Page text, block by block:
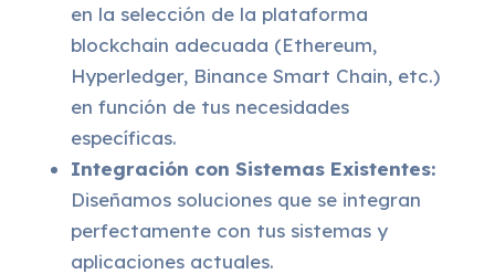
en la selección de la plataforma
blockchain adecuada (Ethereum,
Hyperledger, Binance Smart Chain, etc.)
en función de tus necesidades
específicas.
Integración con Sistemas Existentes:
Diseñamos soluciones que se integran
perfectamente con tus sistemas y
aplicaciones actuales.